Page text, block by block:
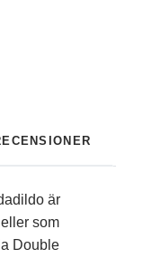
är
som
Double